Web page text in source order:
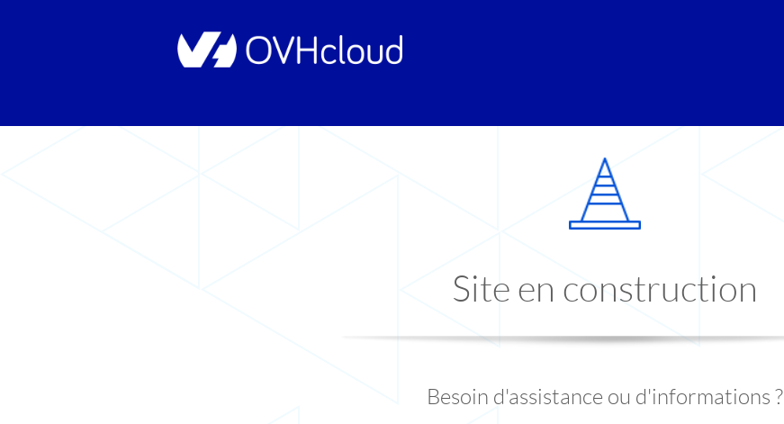
Site en construction
Besoin d'assistance ou d'informations ?